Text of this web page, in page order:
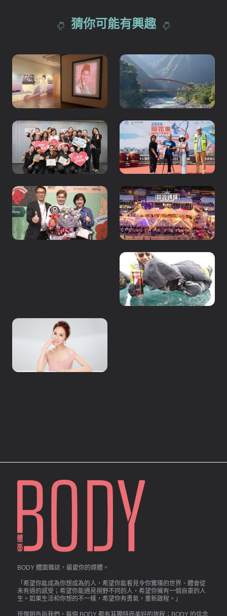
猜你可能有興趣
BODY 體面雜誌，最愛你的媒體。
「希望你能成為你想成為的人，希望你能看見令你驚嘆的世界、體會從
未有過的感受；希望你能遇見視野不同的人，希望你擁有一個自豪的人
生。如果生活和你想的不一樣，希望你有勇氣，重新啟程。」
班傑明告訴我們，每個 BODY 都有其獨特而美好的旅程；BODY 的信念